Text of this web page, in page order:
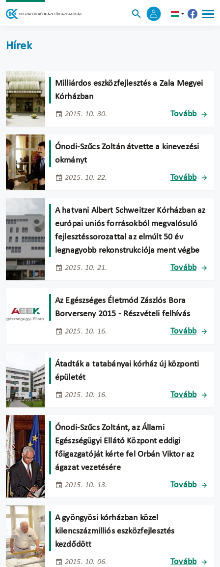
Hírek
Milliárdos eszközfejlesztés a Zala Megyei
Kórházban
2015. 10. 30. Tovább
Ónodi-Szűcs Zoltán átvette a kinevezési
okmányt
2015. 10. 22. Tovább
A hatvani Albert Schweitzer Kórházban az
európai uniós forrásokból megvalósuló
fejlesztéssorozattal az elmúlt 50 év
legnagyobb rekonstrukciója ment végbe
2015. 10. 21. Tovább
Az Egészséges Életmód Zászlós Bora
Borverseny 2015 - Részvételi felhívás
2015. 10. 16. Tovább
Átadták a tatabányai kórház új központi
épületét
2015. 10. 16. Tovább
Ónodi-Szűcs Zoltánt, az Állami
Egészségügyi Ellátó Központ eddigi
főigazgatóját kérte fel Orbán Viktor az
ágazat vezetésére
2015. 10. 13. Tovább
A gyöngyösi kórházban közel
kilencszázmilliós eszközfejlesztés
kezdődött
2015. 10. 06. Tovább